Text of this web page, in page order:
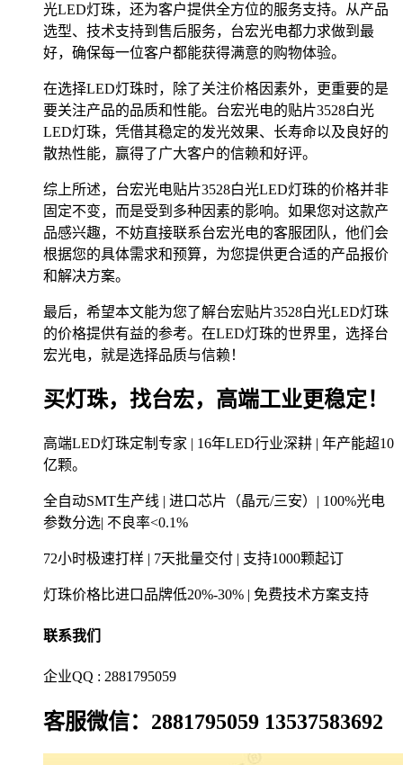
光LED灯珠，还为客户提供全方位的服务支持。从产品
选型、技术支持到售后服务，台宏光电都力求做到最
好，确保每一位客户都能获得满意的购物体验。
在选择LED灯珠时，除了关注价格因素外，更重要的是
要关注产品的品质和性能。台宏光电的贴片3528白光
LED灯珠，凭借其稳定的发光效果、长寿命以及良好的
散热性能，赢得了广大客户的信赖和好评。
综上所述，台宏光电贴片3528白光LED灯珠的价格并非
固定不变，而是受到多种因素的影响。如果您对这款产
品感兴趣，不妨直接联系台宏光电的客服团队，他们会
根据您的具体需求和预算，为您提供更合适的产品报价
和解决方案。
最后，希望本文能为您了解台宏贴片3528白光LED灯珠
的价格提供有益的参考。在LED灯珠的世界里，选择台
宏光电，就是选择品质与信赖！
买灯珠，找台宏，高端工业更稳定！
高端LED灯珠定制专家 | 16年LED行业深耕 | 年产能超10
亿颗。
全自动SMT生产线 | 进口芯片（晶元/三安）| 100%光电
参数分选| 不良率<0.1%
72小时极速打样 | 7天批量交付 | 支持1000颗起订
灯珠价格比进口品牌低20%-30% | 免费技术方案支持
联系我们
企业QQ : 2881795059
客服微信：2881795059 13537583692